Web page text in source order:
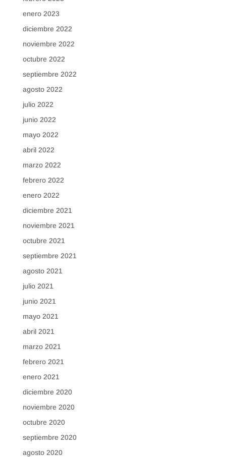
enero 2023
diciembre 2022
noviembre 2022
octubre 2022
septiembre 2022
agosto 2022
julio 2022
junio 2022
mayo 2022
abril 2022
marzo 2022
febrero 2022
enero 2022
diciembre 2021
noviembre 2021
octubre 2021
septiembre 2021
agosto 2021
julio 2021
junio 2021
mayo 2021
abril 2021
marzo 2021
febrero 2021
enero 2021
diciembre 2020
noviembre 2020
octubre 2020
septiembre 2020
agosto 2020